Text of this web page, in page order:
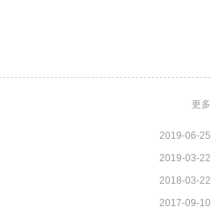
更多
2019-06-25
2019-03-22
2018-03-22
2017-09-10